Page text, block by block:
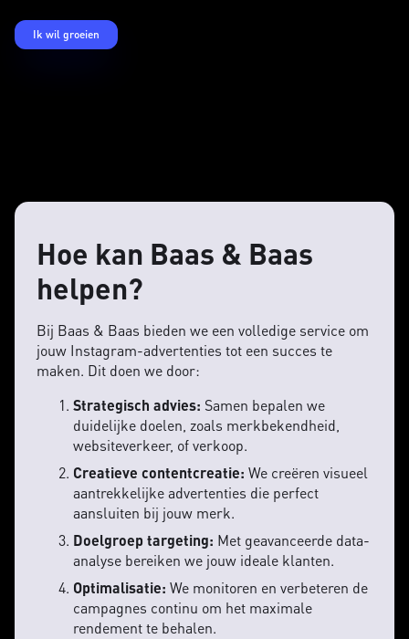
Ik wil groeien
Hoe kan Baas & Baas
helpen?
Bij Baas & Baas bieden we een volledige service om
jouw Instagram-advertenties tot een succes te
maken. Dit doen we door:
Strategisch advies: Samen bepalen we
duidelijke doelen, zoals merkbekendheid,
websiteverkeer, of verkoop.
Creatieve contentcreatie: We creëren visueel
aantrekkelijke advertenties die perfect
aansluiten bij jouw merk.
Doelgroep targeting: Met geavanceerde data-
analyse bereiken we jouw ideale klanten.
Optimalisatie: We monitoren en verbeteren de
campagnes continu om het maximale
rendement te behalen.